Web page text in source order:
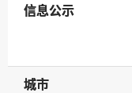
信息公示
信息公示
城市
城市